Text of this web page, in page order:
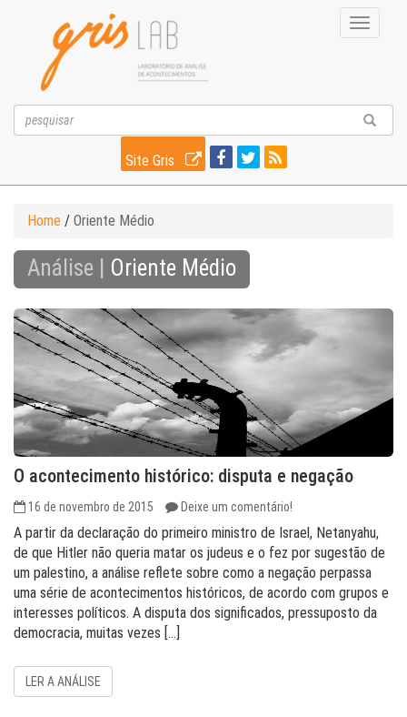
Toggle
Site Gris
Home / Oriente Médio
Análise | Oriente Médio
O acontecimento histórico: disputa e negação
16 de novembro de 2015 Deixe um comentário!
A partir da declaração do primeiro ministro de Israel, Netanyahu,
de que Hitler não queria matar os judeus e o fez por sugestão de
um palestino, a análise reflete sobre como a negação perpassa
uma série de acontecimentos históricos, de acordo com grupos e
interesses políticos. A disputa dos significados, pressuposto da
democracia, muitas vezes […]
LER A ANÁLISE